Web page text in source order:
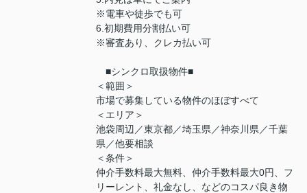
※電車や徒歩でも可
6.初期費用分割払い可
※審査あり、クレカ払い可
■シンクロ取扱物件■
＜範囲＞
市場で募集している物件のほぼすべて
＜エリア＞
池袋周辺／東京都／埼玉県／神奈川県／千葉
県／他要相談
＜条件＞
仲介手数料最大無料、仲介手数料最大0円、フ
リーレント、礼金なし、などのコスパ良き物